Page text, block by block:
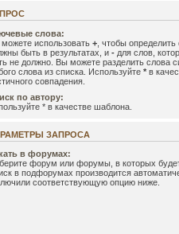
слова:
использовать + , чтобы
быть в результатах, и - для слов,
не должно. Вы можете разделить слова
слова из списка. Используйте * в
совпадения.
по автору:
* в качестве шаблона.
ЗАПРОСА
в форумах:
форум или форумы, в которых будет
в подфорумах производится
соответствующую опцию ниже.